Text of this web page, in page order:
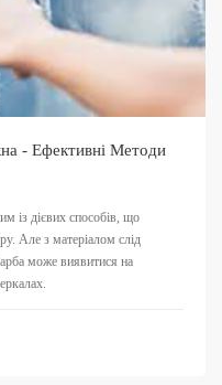
- Ефективні Методи
із дієвих способів, що
Але з матеріалом слід
може виявитися на